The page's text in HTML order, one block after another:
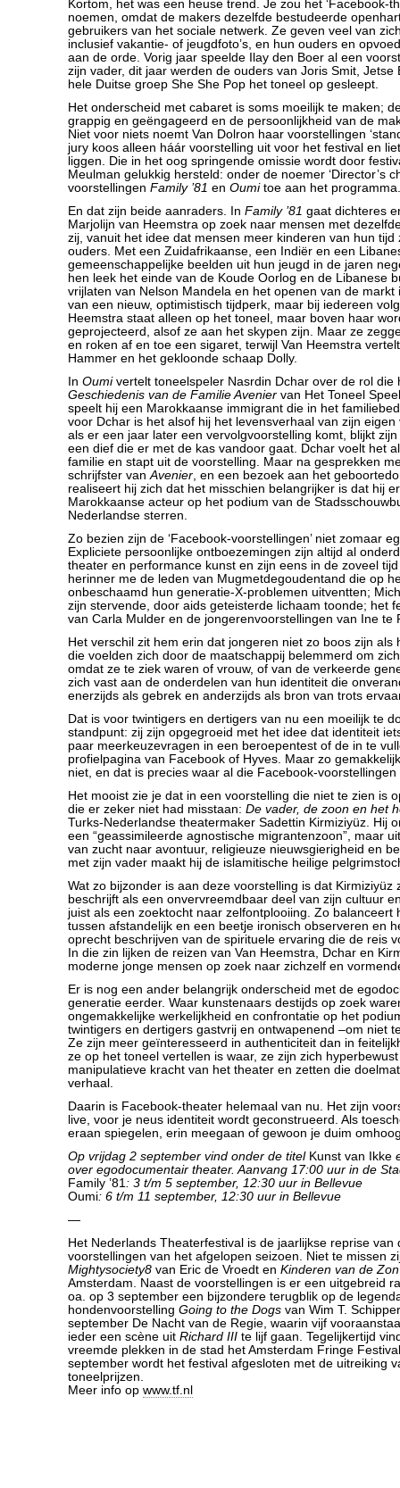
Kortom, het was een heuse trend. Je zou het ‘Facebook-
noemen, omdat de makers dezelfde bestudeerde
gebruikers van het sociale netwerk. Ze geven veel van
inclusief vakantie- of jeugdfoto’s, en hun ouders en
aan de orde. Vorig jaar speelde Ilay den Boer al een
zijn vader, dit jaar werden de ouders van Joris Smit, Jetse
hele Duitse groep She She Pop het toneel op gesleept.
Het onderscheid met cabaret is soms moeilijk te maken;
grappig en geëngageerd en de persoonlijkheid van de
Niet voor niets noemt Van Dolron haar voorstellingen
jury koos alleen háár voorstelling uit voor het festival en
liggen. Die in het oog springende omissie wordt door
Meulman gelukkig hersteld: onder de noemer ‘Director’s
voorstellingen Family ’81 en Oumitoe aan het programma.
En dat zijn beide aanraders. In Family ’81 gaat dichteres
Marjolijn van Heemstra op zoek naar mensen met
zij, vanuit het idee dat mensen meer kinderen van hun tijd
ouders. Met een Zuidafrikaanse, een Indiër en een
gemeenschappelijke beelden uit hun jeugd in de jaren
hen leek het einde van de Koude Oorlog en de Libanese
vrijlaten van Nelson Mandela en het openen van de markt
van een nieuw, optimistisch tijdperk, maar bij iedereen
Heemstra staat alleen op het toneel, maar boven haar
geprojecteerd, alsof ze aan het skypen zijn. Maar ze
en roken af en toe een sigaret, terwijl Van Heemstra
Hammer en het gekloonde schaap Dolly.
In Oumivertelt toneelspeler Nasrdin Dchar over de rol die
Geschiedenis van de Familie Avenier van Het Toneel
speelt hij een Marokkaanse immigrant die in het
voor Dchar is het alsof hij het levensverhaal van zijn
als er een jaar later een vervolgvoorstelling komt, blijkt
een dief die er met de kas vandoor gaat. Dchar voelt het
familie en stapt uit de voorstelling. Maar na gesprekken
schrijfster vanAvenier, en een bezoek aan het
realiseert hij zich dat het misschien belangrijker is dat hij
Marokkaanse acteur op het podium van de
Nederlandse sterren.
Zo bezien zijn de ‘Facebook-voorstellingen’ niet zomaar
Expliciete persoonlijke ontboezemingen zijn altijd al
theater en performance kunst en zijn eens in de zoveel
herinner me de leden van Mugmetdegoudentand die op
onbeschaamd hun generatie-X-problemen uitventten;
zijn stervende, door aids geteisterde lichaam toonde; het
van Carla Mulder en de jongerenvoorstellingen van Ine te
Het verschil zit hem erin dat jongeren niet zo boos zijn als
die voelden zich door de maatschappij belemmerd om
omdat ze te ziek waren of vrouw, of van de verkeerde
zich vast aan de onderdelen van hun identiteit die
enerzijds als gebrek en anderzijds als bron van trots
Dat is voor twintigers en dertigers van nu een moeilijk te
standpunt: zij zijn opgegroeid met het idee dat identiteit
paar meerkeuzevragen in een beroepentest of de in te
profielpagina van Facebook of Hyves. Maar zo
niet, en dat is precies waar al die Facebook-
Het mooist zie je dat in een voorstelling die niet te zien is
die er zeker niet had misstaan: De vader, de zoon en het
Turks-Nederlandse theatermaker Sadettin Kirmiziyüz. Hij
een “geassimileerde agnostische migrantenzoon”, maar
van zucht naar avontuur, religieuze nieuwsgierigheid en
met zijn vader maakt hij de islamitische heilige
Wat zo bijzonder is aan deze voorstelling is dat Kirmiziyüz
beschrijft als een onvervreemdbaar deel van zijn cultuur
juist als een zoektocht naar zelfontplooiing. Zo balanceert
tussen afstandelijk en een beetje ironisch observeren en
oprecht beschrijven van de spirituele ervaring die de reis
In die zin lijken de reizen van Van Heemstra, Dchar en
moderne jonge mensen op zoek naar zichzelf en
Er is nog een ander belangrijk onderscheid met de
generatie eerder. Waar kunstenaars destijds op zoek
ongemakkelijke werkelijkheid en confrontatie op het
twintigers en dertigers gastvrij en ontwapenend –om niet
Ze zijn meer geïnteresseerd in authenticiteit dan in
ze op het toneel vertellen is waar, ze zijn zich
manipulatieve kracht van het theater en zetten die
verhaal.
Daarin is Facebook-theater helemaal van nu. Het zijn
live, voor je neus identiteit wordt geconstrueerd. Als
eraan spiegelen, erin meegaan of gewoon je duim
Op vrijdag 2 september vind onder de titel Kunst van Ikke
over egodocumentair theater. Aanvang 17:00 uur in de
Family ’81: 3 t/m 5 september, 12:30 uur in Bellevue
Oumi: 6 t/m 11 september, 12:30 uur in Bellevue
—
Het Nederlands Theaterfestival is de jaarlijkse reprise van
voorstellingen van het afgelopen seizoen. Niet te missen
Mightysociety8 van Eric de Vroedt en Kinderen van de Zon
Amsterdam. Naast de voorstellingen is er een uitgebreid
oa. op 3 september een bijzondere terugblik op de
hondenvoorstelling Going to the Dogs van Wim T.
september De Nacht van de Regie, waarin vijf
ieder een scène uit Richard III te lijf gaan. Tegelijkertijd
vreemde plekken in de stad het Amsterdam Fringe
september wordt het festival afgesloten met de uitreiking
toneelprijzen.
Meer info op www.tf.nl